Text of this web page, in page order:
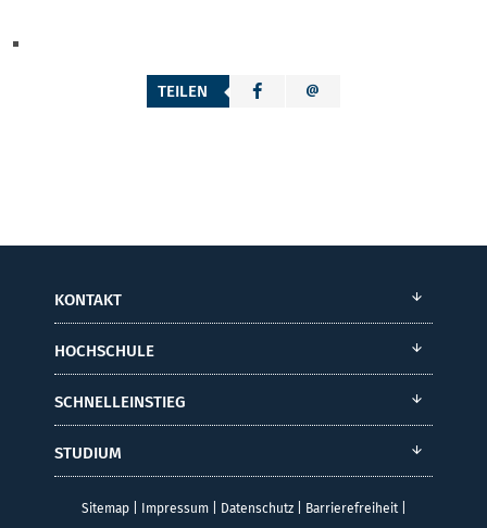
TEILEN
KONTAKT
HOCHSCHULE
SCHNELLEINSTIEG
STUDIUM
Sitemap| Impressum| Datenschutz| Barrierefreiheit|